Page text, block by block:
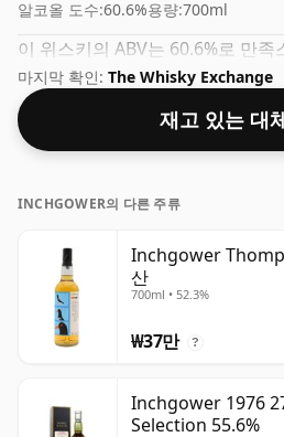
알코올 도수:60.6%용량:700ml
이 위스키의 ABV는 60.6%로 만족
마지막 확인: The Whisky Exchange
재고 있는 대
INCHGOWER의 다른 주류
Inchgower
산
700ml • 52.3%
₩37만 ?
Inchgower 1976
Selection 55.6%